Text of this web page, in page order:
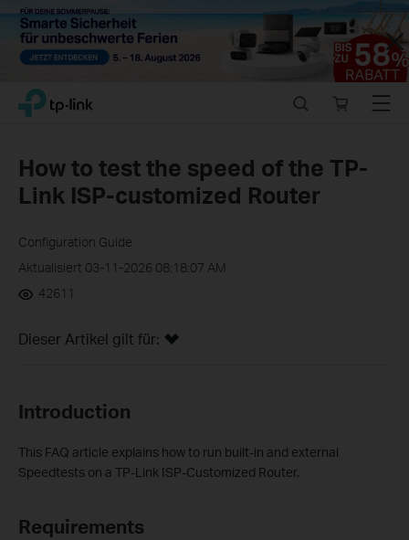
Close
Click
navigation
TP-Link, Reliably Smart
store
Menu
How to test the speed of the TP-
Link ISP-customized Router
Configuration Guide
Aktualisiert 03-11-2026 08:18:07 AM
42611
Dieser Artikel gilt für:
Introduction
This FAQ article explains how to run built-in and external
Speedtests on a TP-Link ISP-Customized Router.
Requirements